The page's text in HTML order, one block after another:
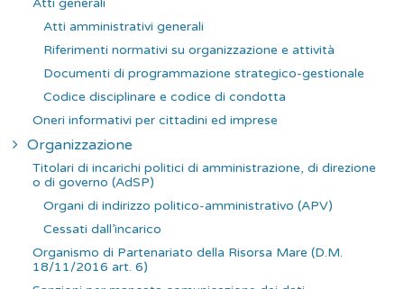
Atti amministrativi generali
Riferimenti normativi su organizzazione e attività
Documenti di programmazione strategico-gestionale
Codice disciplinare e codice di condotta
Oneri informativi per cittadini ed imprese
Organizzazione
Titolari di incarichi politici di amministrazione, di direzione
o di governo (AdSP)
Organi di indirizzo politico-amministrativo (APV)
Cessati dall’incarico
Organismo di Partenariato della Risorsa Mare (D.M.
18/11/2016 art. 6)